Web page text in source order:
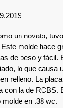
un novato,
molde hace
de peso y fácil.
lo que causa
relleno. La
con la de RCBS.
en .38 wc.